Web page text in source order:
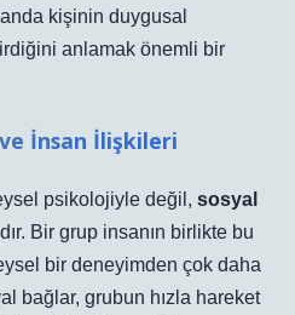
kişinin duygusal
anlamak önemli bir
İnsan İlişkileri
psikolojiyle değil, sosyal
Bir grup insanın birlikte bu
bir deneyimden çok daha
bağlar, grubun hızla hareket